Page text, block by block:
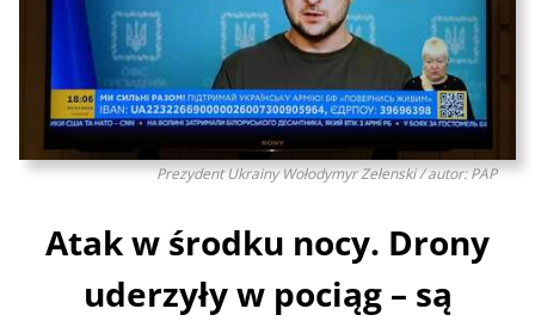
Prezydent Ukrainy Wołodymyr Zełenski / autor: PAP
Atak w środku nocy. Drony
uderzyły w pociąg – są